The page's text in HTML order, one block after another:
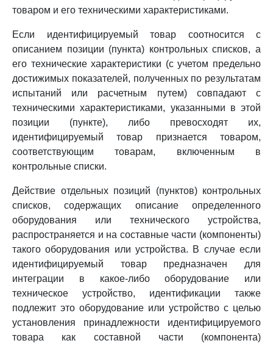
товаром и его техническими характеристиками.
Если идентифицируемый товар соотносится с
описанием позиции (пункта) контрольных списков, а
его технические характеристики (с учетом предельно
достижимых показателей, полученных по результатам
испытаний или расчетным путем) совпадают с
техническими характеристиками, указанными в этой
позиции (пункте), либо превосходят их,
идентифицируемый товар признается товаром,
соответствующим товарам, включенным в
контрольные списки.
Действие отдельных позиций (пунктов) контрольных
списков, содержащих описание определенного
оборудования или технического устройства,
распространяется и на составные части (компоненты)
такого оборудования или устройства. В случае если
идентифицируемый товар предназначен для
интеграции в какое-либо оборудование или
техническое устройство, идентификации также
подлежит это оборудование или устройство с целью
установления принадлежности идентифицируемого
товара как составной части (компонента)